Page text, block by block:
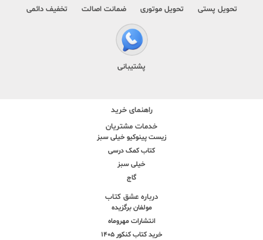
تحویل پستی تحویل موتوری ضمانت اصالت تخفیف دائمی
پشتیبانی
راهنمای خرید
خدمات مشتریان
زیست پینوکیو خیلی سبز
کتاب کمک درسی
خیلی سبز
گاج
درباره عشق کتاب
مولفان برگزیده
انتشارات مهروماه
خرید کتاب کنکور 1405